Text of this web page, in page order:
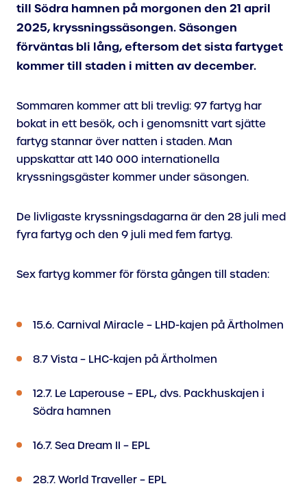
till Södra hamnen på morgonen den 21 april
2025, kryssningssäsongen. Säsongen
förväntas bli lång, eftersom det sista fartyget
kommer till staden i mitten av december.
Sommaren kommer att bli trevlig: 97 fartyg har
bokat in ett besök, och i genomsnitt vart sjätte
fartyg stannar över natten i staden. Man
uppskattar att 140 000 internationella
kryssningsgäster kommer under säsongen.
De livligaste kryssningsdagarna är den 28 juli med
fyra fartyg och den 9 juli med fem fartyg.
Sex fartyg kommer för första gången till staden:
15.6. Carnival Miracle – LHD-kajen på Ärtholmen
8.7 Vista – LHC-kajen på Ärtholmen
12.7. Le Laperouse – EPL, dvs. Packhuskajen i
Södra hamnen
16.7. Sea Dream II – EPL
28.7. World Traveller – EPL